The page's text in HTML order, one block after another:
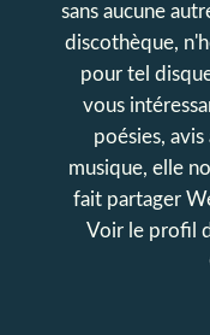
sans aucune
discothèque,
pour tel
vous
poésies,
musique, elle
fait partager
Voir le profil